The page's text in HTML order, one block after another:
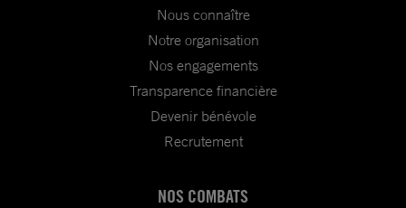
Nous connaître
Notre organisation
Nos engagements
Transparence financière
Devenir bénévole
Recrutement
NOS COMBATS